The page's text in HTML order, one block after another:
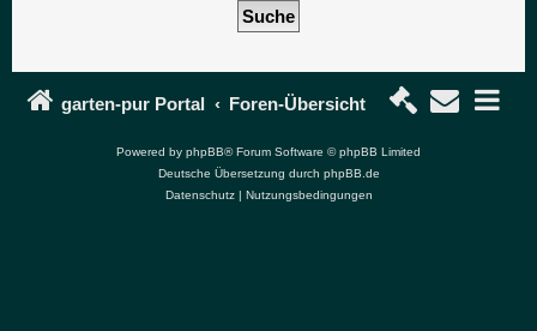
garten-pur Portal Foren-Übersicht
Powered by phpBB® Forum Software © phpBB Limited
Deutsche Übersetzung durch phpBB.de
Datenschutz| Nutzungsbedingungen